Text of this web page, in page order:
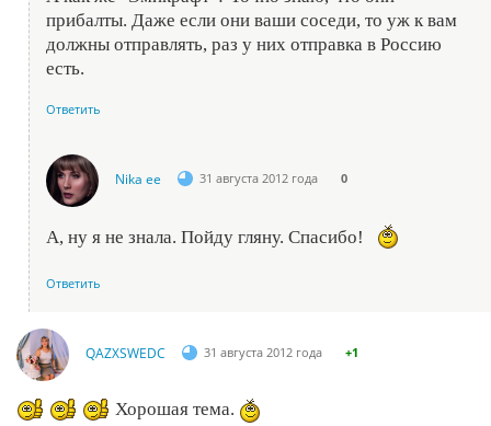
прибалты. Даже если они ваши соседи, то уж к вам
должны отправлять, раз у них отправка в Россию
есть.
Ответить
Nika ee 31 августа 2012 года 0
А, ну я не знала. Пойду гляну. Спасибо!
Ответить
QAZXSWEDC 31 августа 2012 года +1
Хорошая тема.